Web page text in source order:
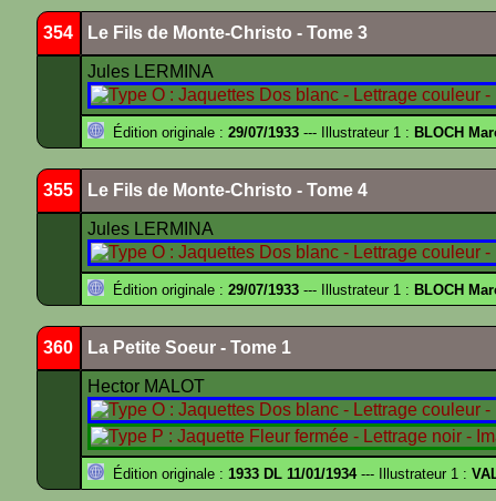
354 Le Fils de Monte-Christo - Tome 3
Jules LERMINA
Édition originale : 29/07/1933 --- Illustrateur 1 : BLOCH
355 Le Fils de Monte-Christo - Tome 4
Jules LERMINA
Édition originale : 29/07/1933 --- Illustrateur 1 : BLOCH
360 La Petite Soeur - Tome 1
Hector MALOT
Édition originale : 1933 DL 11/01/1934--- Illustrateur 1 :